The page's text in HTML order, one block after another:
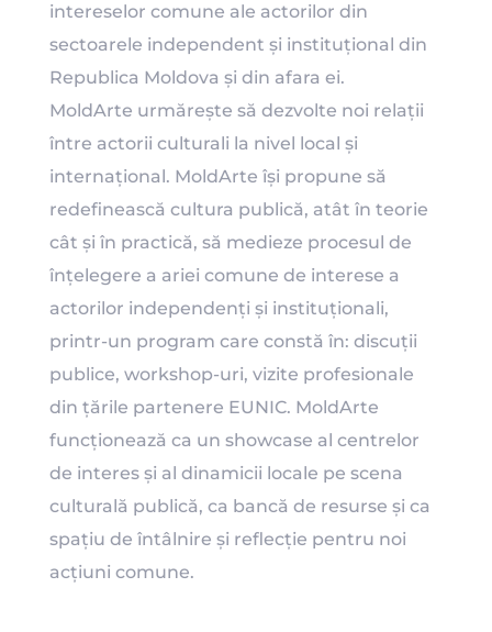
intereselor comune ale actorilor din
sectoarele independent și instituțional din
Republica Moldova și din afara ei.
MoldArte urmărește să dezvolte noi relații
între actorii culturali la nivel local și
internațional. MoldArte își propune să
redefinească cultura publică, atât în teorie
cât și în practică, să medieze procesul de
înțelegere a ariei comune de interese a
actorilor independenți și instituționali,
printr-un program care constă în: discuții
publice, workshop-uri, vizite profesionale
din țările partenere EUNIC. MoldArte
funcționează ca un showcase al centrelor
de interes și al dinamicii locale pe scena
culturală publică, ca bancă de resurse și ca
spațiu de întâlnire și reflecție pentru noi
acțiuni comune.